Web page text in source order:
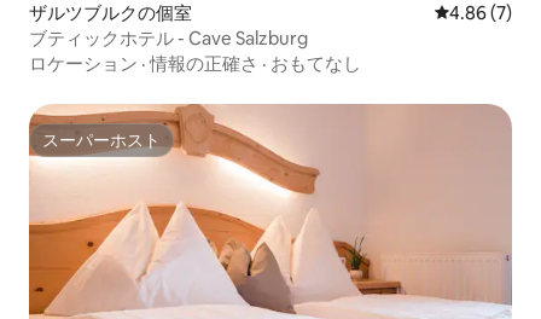
ザルツブルクの個室 レビュー7
4.86 (7)
ブティックホテル - Cave Salzburg
ロケーション ·情報の正確さ · おもてなし
スーパーホスト
スーパーホスト